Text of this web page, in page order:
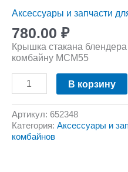
Аксессуары и запчасти
780.00 ₽
Крышка стакана
комбайну MCM55
В корзину
Артикул: 652348
Категория: Аксессуары и
комбайнов